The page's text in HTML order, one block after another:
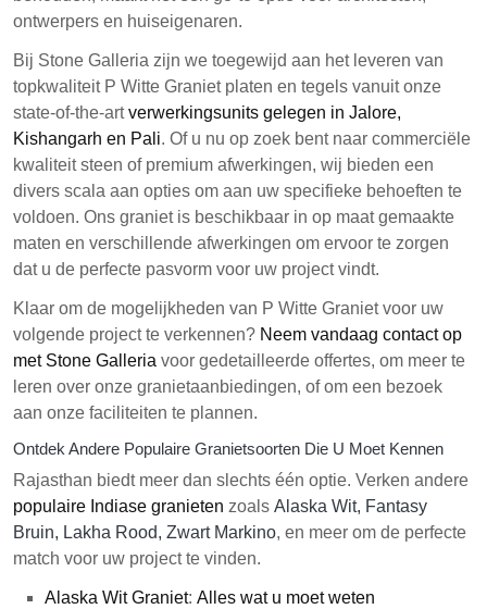
ontwerpers en huiseigenaren.
Bij Stone Galleria zijn we toegewijd aan het leveren van
topkwaliteit P Witte Graniet platen en tegels vanuit onze
state-of-the-artverwerkingsunits gelegen in Jalore,
Kishangarh en Pali. Of u nu op zoek bent naar commerciële
kwaliteit steen of premium afwerkingen, wij bieden een
divers scala aan opties om aan uw specifieke behoeften te
voldoen. Ons graniet is beschikbaar in op maat gemaakte
maten en verschillende afwerkingen om ervoor te zorgen
dat u de perfecte pasvorm voor uw project vindt.
Klaar om de mogelijkheden van P Witte Graniet voor uw
volgende project te verkennen? Neem vandaag contact op
met Stone Galleria voor gedetailleerde offertes, om meer te
leren over onze granietaanbiedingen, of om een bezoek
aan onze faciliteiten te plannen.
Ontdek Andere Populaire Granietsoorten Die U Moet Kennen
Rajasthan biedt meer dan slechts één optie. Verken andere
populaire Indiase granieten zoals Alaska Wit, Fantasy
Bruin, Lakha Rood, Zwart Markino, en meer om de perfecte
match voor uw project te vinden.
Alaska Wit Graniet:Alles wat u moet weten